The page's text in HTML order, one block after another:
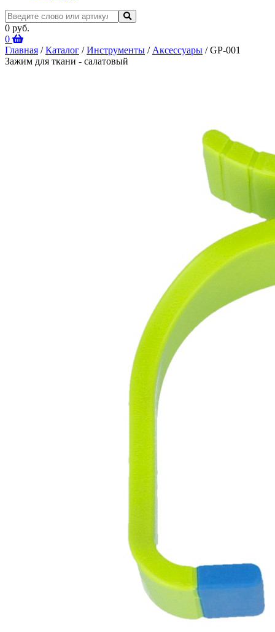
0 руб.
0
Главная /Каталог /Инструменты / Аксессуары / GP-001
Зажим для ткани - салатовый